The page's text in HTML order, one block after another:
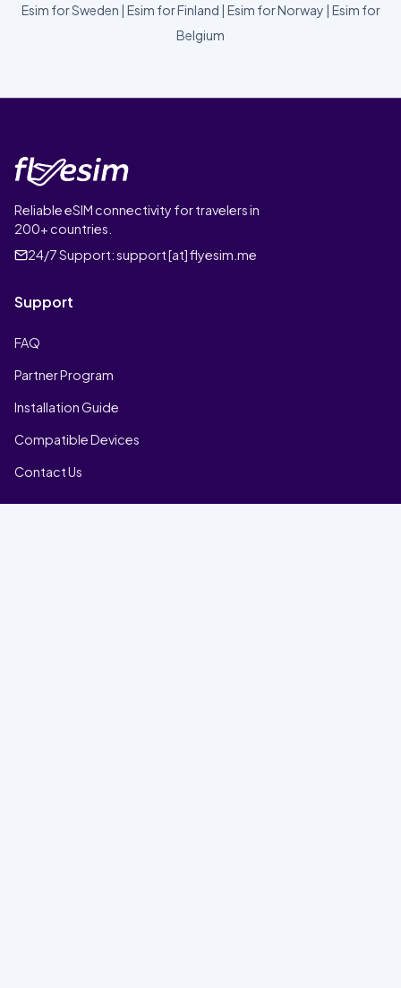
Esim for Sweden | Esim for Finland | Esim for Norway | Esim for
Belgium
Reliable eSIM connectivity for travelers in
200+ countries.
24/7 Support:support [at] flyesim.me
Support
FAQ
Partner Program
Installation Guide
Compatible Devices
Contact Us